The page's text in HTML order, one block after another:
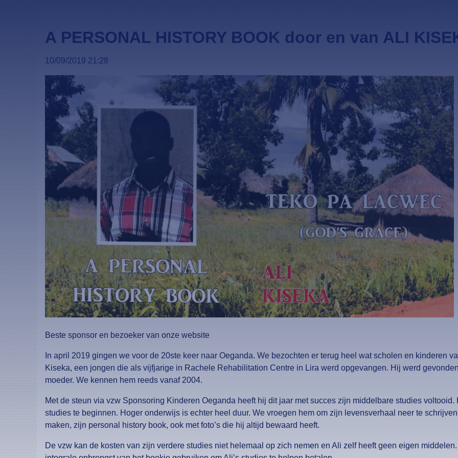
A PERSONAL HISTORY BOOK door en van ALI
10/09/2019 21:28
Beste sponsor en bezoeker van onze website
In april 2019 gingen we voor de 20ste keer naar Oeganda. We bezochten er terug heel wat scholen en kinderen
Kiseka, een jongen die als vijfjarige in Rachele Rehabilitation Centre in Lira werd opgevangen. Hij werd
moeder. We kennen hem reeds vanaf 2004.
Met de steun via vzw Sponsoring Kinderen Oeganda heeft hij dit jaar met succes zijn middelbare studies
studies te beginnen. Hoger onderwijs is echter heel duur. We vroegen hem om zijn levensverhaal neer te
maken, zijn personal history book, ook met foto’s die hij altijd bewaard heeft.
De vzw kan de kosten van zijn verdere studies niet helemaal op zich nemen en Ali zelf heeft geen eigen